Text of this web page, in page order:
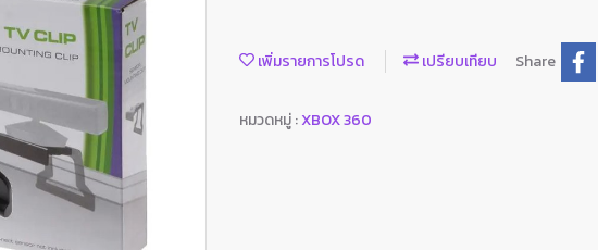
เพิ่มรายการโปรด เปรียบเทียบ Share
หมวดหมู่ :XBOX 360